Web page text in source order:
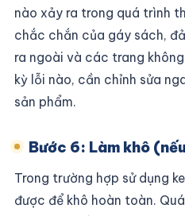
nào xảy ra trong quá trình
chắc chắn của gáy sách,
ra ngoài và các trang
kỳ lỗi nào, cần chỉnh sửa
sản phẩm.
Bước 6: Làm khô
Trong trường hợp sử dụng
được để khô hoàn toàn.